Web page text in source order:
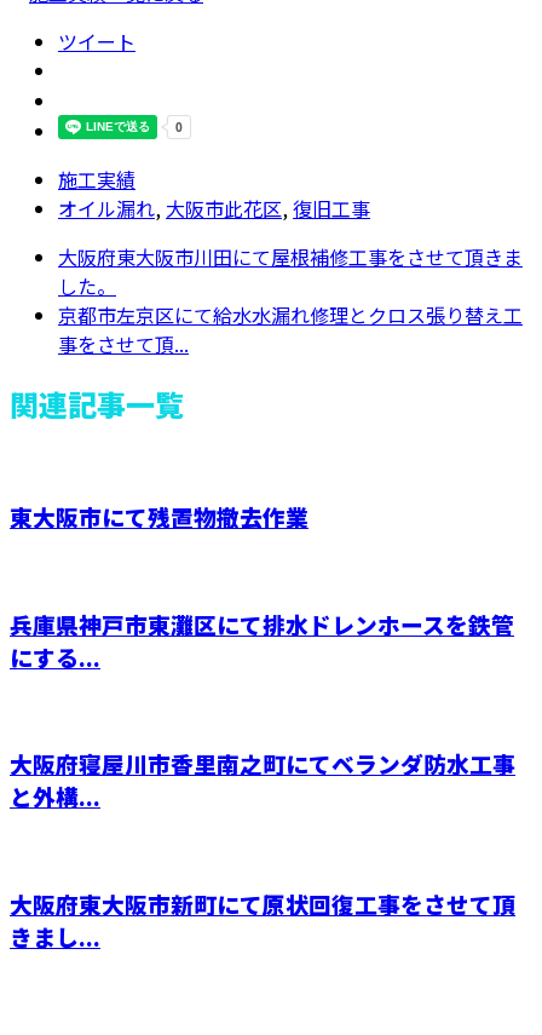
ツイート
施工実績
オイル漏れ, 大阪市此花区,復旧工事
大阪府東大阪市川田にて屋根補修工事をさせて頂きま
した。
京都市左京区にて給水水漏れ修理とクロス張り替え工
事をさせて頂...
関連記事一覧
東大阪市にて残置物撤去作業
兵庫県神戸市東灘区にて排水ドレンホースを鉄管
にする...
大阪府寝屋川市香里南之町にてベランダ防水工事
と外構...
大阪府東大阪市新町にて原状回復工事をさせて頂
きまし...